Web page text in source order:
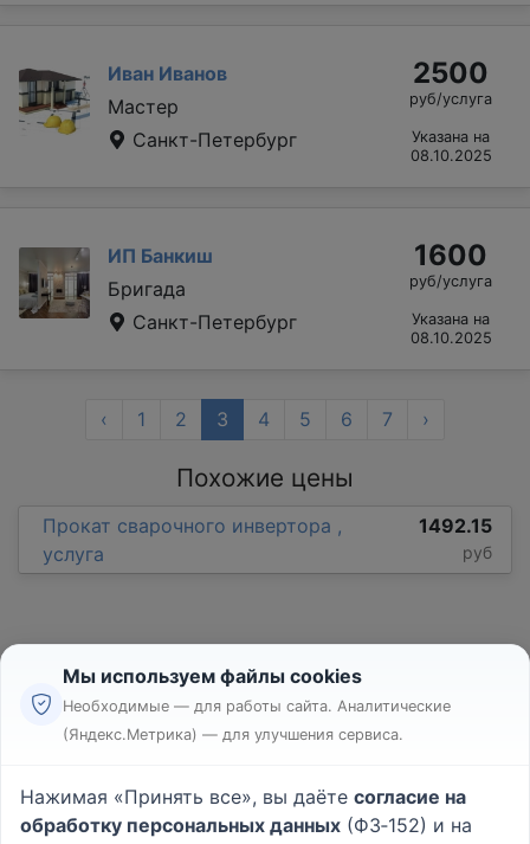
Иван Иванов
Мастер
Санкт-Петербург
2500
руб/услуга
Указана на
08.10.2025
ИП Банкиш
Бригада
Санкт-Петербург
1600
руб/услуга
Указана на
08.10.2025
‹ 1 2 3 4 5 6 7 ›
Похожие цены
Прокат сварочного инвертора ,
услуга
1492.15
руб
Реклама
Пользовательское соглашение
Политика конфиденциальности
Мы используем файлы cookies
Необходимые — для работы сайта. Аналитические
(Яндекс.Метрика) — для улучшения сервиса.
Нажимая «Принять все», вы даёте согласие на
обработку персональных данных (ФЗ‑152) и на